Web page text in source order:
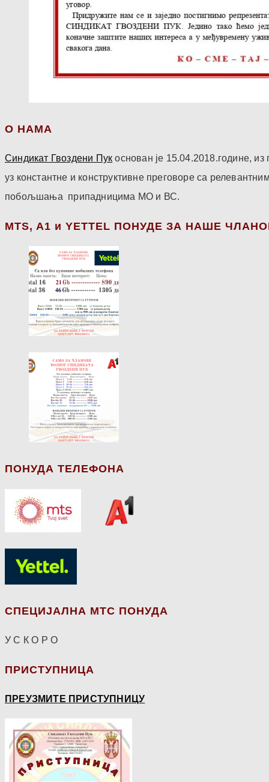
О НАМА
Синдикат Гвоздени Пук основан је 15.04.2018.године,
уз константне и конструктивне преговоре са
побољшања припадницима МО и ВС.
МТS, A1 и YETTEL ПОНУДЕ ЗА НАШЕ
ПОНУДА ТЕЛЕФОНА
СПЕЦИЈАЛНА МТС ПОНУДА
У С К О Р О
ПРИСТУПНИЦА
ПРЕУЗМИТЕ ПРИСТУПНИЦУ